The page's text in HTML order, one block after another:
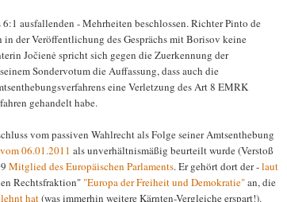
ausfallenden - Mehrheiten beschlossen. Richter Pinto de
der Veröffentlichung des Gesprächs mit Borisov keine
Jočienė spricht sich gegen die Zuerkennung der
Sondervotum die Auffassung, dass auch die
eine Verletzung des Art 8 EMRK
gehandelt habe.
vom passiven Wahlrecht als Folge seiner Amtsenthebung
06.01.2011 als unverhältnismäßig beurteilt wurde (Verstoß
Mitglied des Europäischen Parlaments. Er gehört dort der -laut
Rechtsfraktion" "Europa der Freiheit und Demokratie"an, die
hat(was immerhin weitere Kärnten-Vergleiche erspart!).